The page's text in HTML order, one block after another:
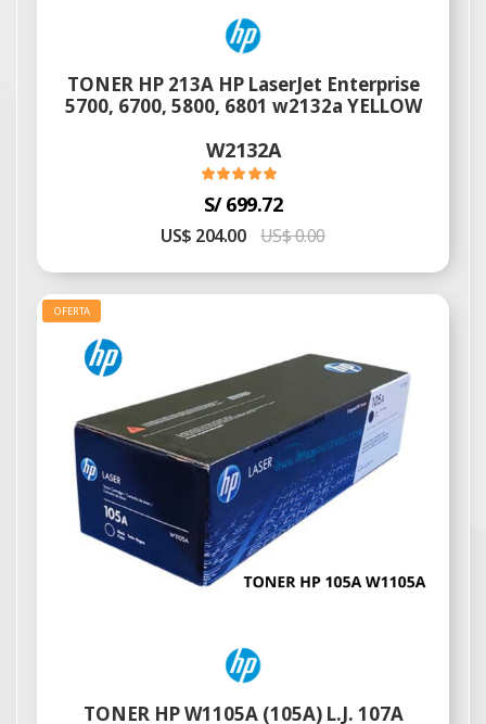
TONER HP 213A HP LaserJet Enterprise
5700, 6700, 5800, 6801 w2132a YELLOW
W2132A
S/ 699.72
US$ 204.00 US$ 0.00
OFERTA
TONER HP W1105A (105A) L.J. 107A